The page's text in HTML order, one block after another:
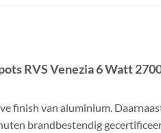
RVS Venezia 6 Watt
finish van aluminium.
brandbestendig